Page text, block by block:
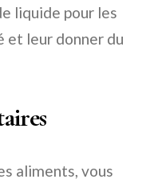
liquide pour les
et leur donner du
aliments, vous